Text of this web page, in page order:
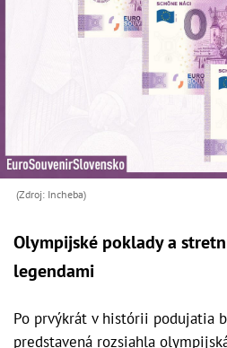
(Zdroj: Incheba)
Olympijské poklady a
legendami
Po prvýkrát v histórii podujatia
predstavená rozsiahla